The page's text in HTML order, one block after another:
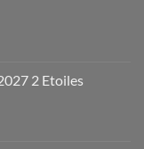
2 Etoiles